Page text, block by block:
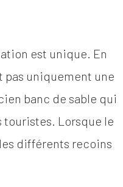
est unique. En
pas uniquement une
banc de sable qui
touristes. Lorsque le
différents recoins